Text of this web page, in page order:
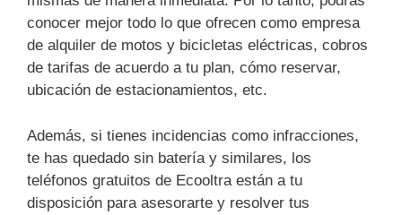
conocer mejor todo lo que ofrecen como empresa
de alquiler de motos y bicicletas eléctricas, cobros
de tarifas de acuerdo a tu plan, cómo reservar,
ubicación de estacionamientos, etc.
Además, si tienes incidencias como infracciones,
te has quedado sin batería y similares, los
teléfonos gratuitos de Ecooltra están a tu
disposición para asesorarte y resolver tus